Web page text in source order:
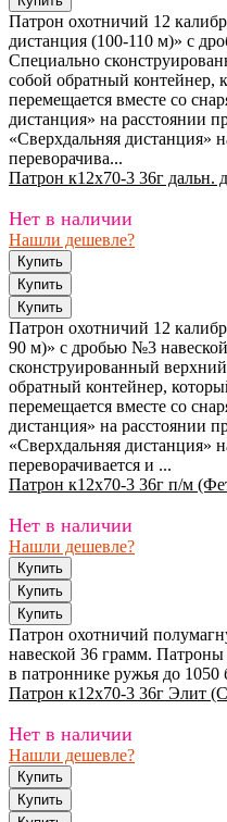
Патрон охотничий 12
дистанция (100-110 м)» с
Специально
собой обратный контейнер,
перемещается вместе со
дистанция» на расстоянии
«Сверхдальняя дистанция»
переворачива...
Патрон к12х70-3 36г
Нет в наличии
Нашли дешевле?
Патрон охотничий 12
90 м)» с дробью №3
сконструированный
обратный контейнер,
перемещается вместе со
дистанция» на расстоянии
«Сверхдальняя дистанция»
переворачивается и ...
Патрон к12х70-3 36г п/м
Нет в наличии
Нашли дешевле?
Патрон охотничий
навеской 36 грамм.
в патроннике ружья до 1050
Патрон к12х70-3 36г Элит
Нет в наличии
Нашли дешевле?